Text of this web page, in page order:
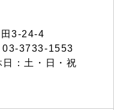
3-24-4
3733-1553
：土・日・祝